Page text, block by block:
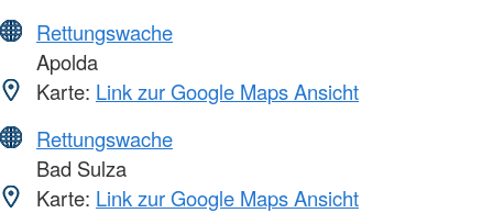
Rettungswache
Apolda
Karte: Link zur Google Maps Ansicht
Rettungswache
Bad Sulza
Karte: Link zur Google Maps Ansicht